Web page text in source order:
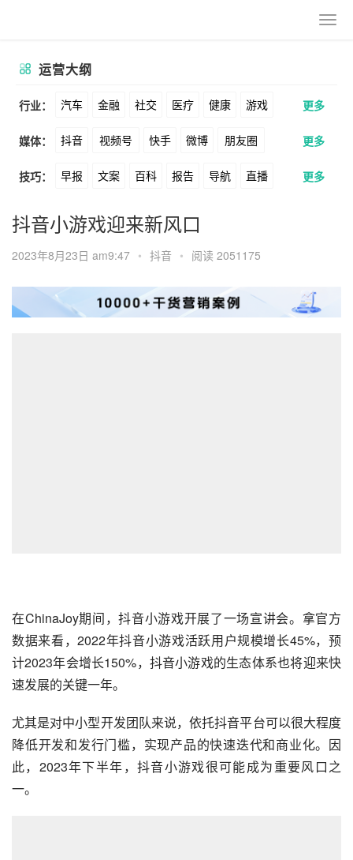
运营大纲
行业： 汽车 金融 社交 医疗 健康 游戏
动漫 美妆 美食 家装 教育 婚纱
酒旅 母婴 宠物 文娱 跨境 科技
广告 元宇宙 房地产
更多
媒体： 抖音 视频号 快手 微博 朋友圈
公众号 B站 小红书 头条 知乎
Soul 360 百度 搜狗
美图 最右 神马 谷歌 Facebook
Tiktok YouTube Yahoo Bing
更多
技巧： 早报 文案 百科 报告 导航 直播
卖货 脚本 话术 电商
涨粉 广告 推广 方案 策划 案例
数据 拉新 活动 用户 海外
更多
抖音小游戏迎来新风口
2023年8月23日 am9:47 • 抖音 • 阅读 2051175
在ChinaJoy期间，抖音小游戏开展了一场宣讲会。拿官方
数据来看，2022年抖音小游戏活跃用户规模增长45%，预
计2023年会增长150%，抖音小游戏的生态体系也将迎来快
速发展的关键一年。
尤其是对中小型开发团队来说，依托抖音平台可以很大程度
降低开发和发行门槛，实现产品的快速迭代和商业化。因
此，2023年下半年，抖音小游戏很可能成为重要风口之
一。